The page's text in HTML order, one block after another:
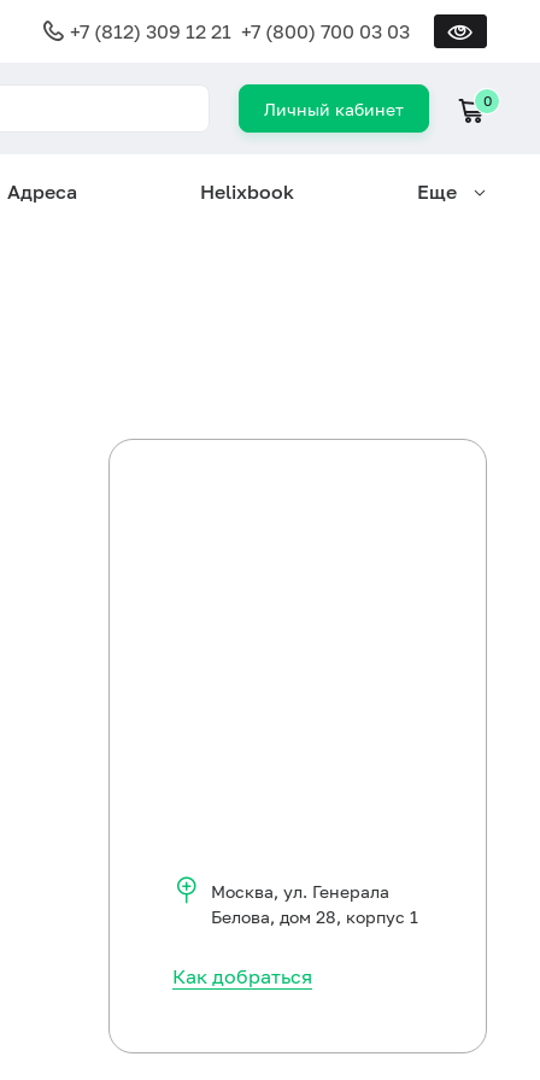
+7 (812) 309 12 21 +7 (800) 700 03 03
Личный кабинет 0
Адреса Helixbook Еще
Москва, ул. Генерала
Белова, дом 28, корпус 1
Как добраться